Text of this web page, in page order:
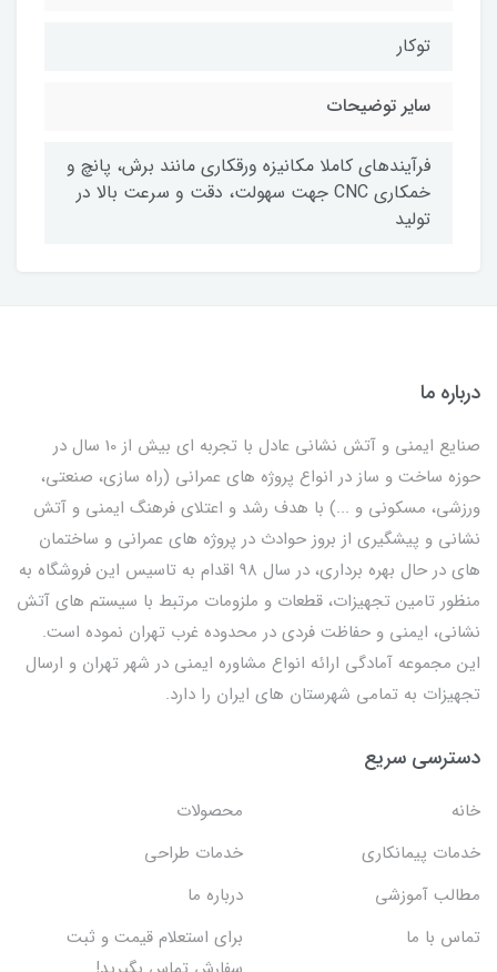
توکار
سایر توضیحات
فرآیندهای کاملا مکانیزه ورقکاری مانند برش، پانچ و
خمکاری CNC جهت سهولت، دقت و سرعت بالا در
تولید
درباره ما
صنایع ایمنی و آتش نشانی عادل با تجربه ای بیش از 10 سال در
حوزه ساخت و ساز در انواع پروژه های عمرانی (راه سازی، صنعتی،
ورزشی، مسکونی و ...) با هدف رشد و اعتلای فرهنگ ایمنی و آتش
نشانی و پیشگیری از بروز حوادث در پروژه های عمرانی و ساختمان
های در حال بهره برداری، در سال 98 اقدام به تاسیس این فروشگاه به
منظور تامین تجهیزات، قطعات و ملزومات مرتبط با سیستم های آتش
نشانی، ایمنی و حفاظت فردی در محدوده غرب تهران نموده است.
این مجموعه آمادگی ارائه انواع مشاوره ایمنی در شهر تهران و ارسال
تجهیزات به تمامی شهرستان های ایران را دارد.
دسترسی سریع
خانه
محصولات
خدمات پیمانکاری
خدمات طراحی
مطالب آموزشی
درباره ما
تماس با ما
برای استعلام قیمت و ثبت